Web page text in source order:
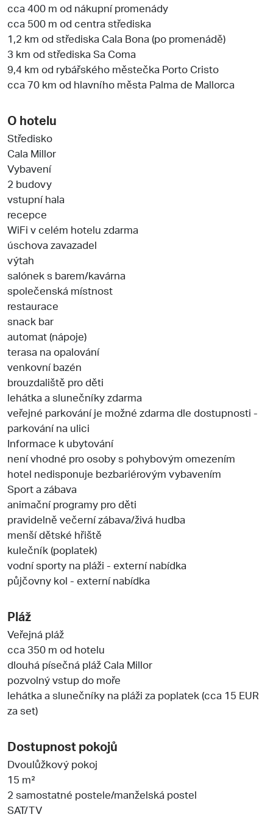
cca 400 m od nákupní promenády
cca 500 m od centra střediska
1,2 km od střediska Cala Bona (po promenádě)
3 km od střediska Sa Coma
9,4 km od rybářského městečka Porto Cristo
cca 70 km od hlavního města Palma de Mallorca
O hotelu
Středisko
Cala Millor
Vybavení
2 budovy
vstupní hala
recepce
WiFi v celém hotelu zdarma
úschova zavazadel
výtah
salónek s barem/kavárna
společenská místnost
restaurace
snack bar
automat (nápoje)
terasa na opalování
venkovní bazén
brouzdaliště pro děti
lehátka a slunečníky zdarma
veřejné parkování je možné zdarma dle dostupnosti -
parkování na ulici
Informace k ubytování
není vhodné pro osoby s pohybovým omezením
hotel nedisponuje bezbariérovým vybavením
Sport a zábava
animační programy pro děti
pravidelně večerní zábava/živá hudba
menší dětské hřiště
kulečník (poplatek)
vodní sporty na pláži - externí nabídka
půjčovny kol - externí nabídka
Pláž
Veřejná pláž
cca 350 m od hotelu
dlouhá písečná pláž Cala Millor
pozvolný vstup do moře
lehátka a slunečníky na pláži za poplatek (cca 15 EUR
za set)
Dostupnost pokojů
Dvoulůžkový pokoj
15 m²
2 samostatné postele/manželská postel
SAT/TV